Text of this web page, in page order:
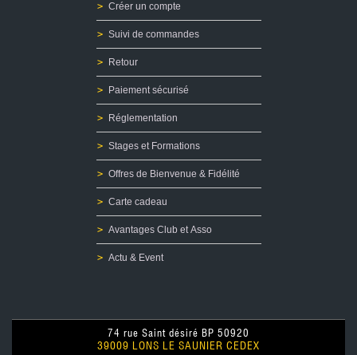
Créer un compte
Suivi de commandes
Retour
Paiement sécurisé
Réglementation
Stages et Formations
Offres de Bienvenue & Fidélité
Carte cadeau
Avantages Club et Asso
Actu & Event
74 rue Saint désiré BP 50920
39009 LONS LE SAUNIER CEDEX